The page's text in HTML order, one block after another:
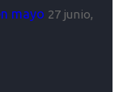
mayo 27 junio,